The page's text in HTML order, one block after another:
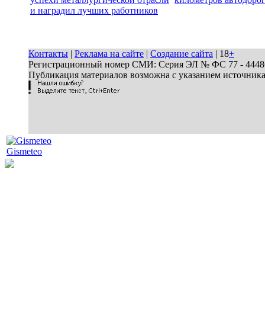
и наградил лучших работников
Контакты | Реклама на сайте | Создание сайта | 18+
Регистрационный номер СМИ: Серия ЭЛ № ФС 77 - 44486
Публикация материалов возможна с указанием
Gismeteo